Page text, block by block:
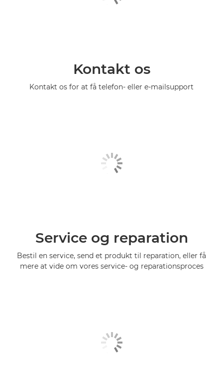
Kontakt os
Kontakt os for at få telefon- eller e-mailsupport
Service og reparation
Bestil en service, send et produkt til reparation, eller få
mere at vide om vores service- og reparationsproces